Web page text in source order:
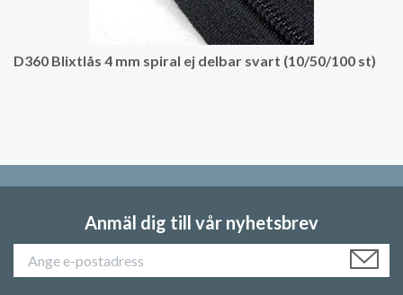
D360 Blixtlås 4 mm spiral ej delbar svart (10/50/100 st)
Anmäl dig till vår nyhetsbrev